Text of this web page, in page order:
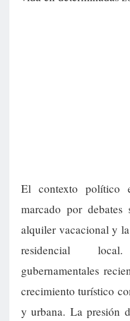
El contexto político
marcado por
alquiler vacacional y
residencial
gubernamentales
crecimiento turístico
y urbana. La presión